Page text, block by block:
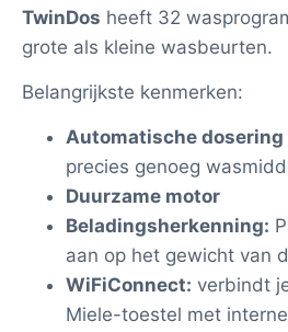
TwinDos heeft 32
grote als kleine wasbeurten.
Belangrijkste kenmerken:
Automatische dosering
precies genoeg
Duurzame motor
Beladingsherkenning:
aan op het gewicht van
WiFiConnect: verbindt
Miele-toestel met